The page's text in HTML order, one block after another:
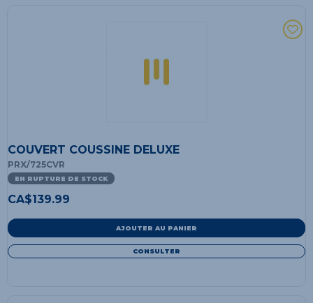
COUVERT COUSSINE DELUXE
PRX/725CVR
EN RUPTURE DE STOCK
CA$139.99
AJOUTER AU PANIER
CONSULTER